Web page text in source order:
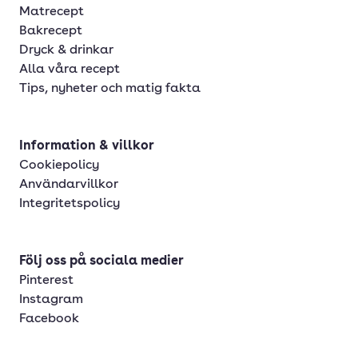
Matrecept
Bakrecept
Dryck & drinkar
Alla våra recept
Tips, nyheter och matig fakta
Information & villkor
Cookiepolicy
Användarvillkor
Integritetspolicy
Följ oss på sociala medier
Pinterest
Instagram
Facebook